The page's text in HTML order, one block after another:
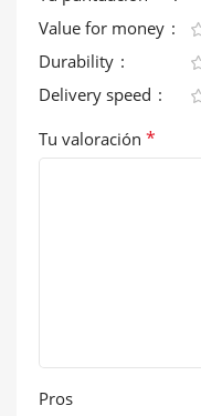
Value for money
Durability
Delivery speed
Tu valoración *
Pros